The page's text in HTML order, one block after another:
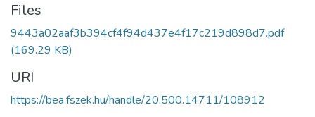
Files
9443a02aaf3b394cf4f94d437e4f17c219d898d7.pdf
(169.29 KB)
URI
https://bea.fszek.hu/handle/20.500.14711/108912